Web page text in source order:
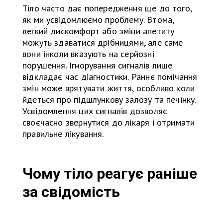
Тіло часто дає попередження ще до того,
як ми усвідомлюємо проблему. Втома,
легкий дискомфорт або зміни апетиту
можуть здаватися дрібницями, але саме
вони інколи вказують на серйозні
порушення. Ігнорування сигналів лише
відкладає час діагностики. Раннє помічання
змін може врятувати життя, особливо коли
йдеться про підшлункову залозу та печінку.
Усвідомлення цих сигналів дозволяє
своєчасно звернутися до лікаря і отримати
правильне лікування.
Чому тіло реагує раніше
за свідомість